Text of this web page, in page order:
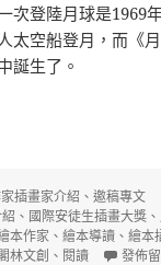
次登陸月球是1969
太空船登月，而《
誕生了。
溫格爾 Tomi
插畫家介紹 、邀稿專文
、 國際安徒生插畫大獎 、
本作家 、繪本導讀 、繪本
林文創 、 閱讀 在〈
發佈